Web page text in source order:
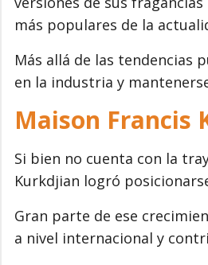
más populares de la
Más allá de las tendencias
en la industria y
Maison Francis
Si bien no cuenta con la
Kurkdjian logró
Gran parte de ese
a nivel internacional y